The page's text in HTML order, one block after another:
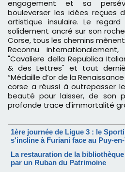
engagement et sa
bouleverser les idées reçues
artistique insulaire. Le regard
solidement ancré sur son
Corse, tous les chemins mènent
Reconnu
"Cavaliere della Republica
& des Lettres" et tout
“Médaille d’or de la
corse a réussi à outrepasser
beauté pour laisser, de son
profonde trace d'immortalité
1ère journée de Ligue 3 : le
s'incline à Furiani face au Puy-en-
La restauration de la
par un Ruban du Patrimoine